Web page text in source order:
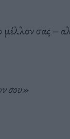
σας –
σου»